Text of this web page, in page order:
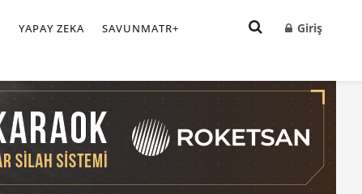
YAPAY ZEKA SAVUNMATR+ Giriş